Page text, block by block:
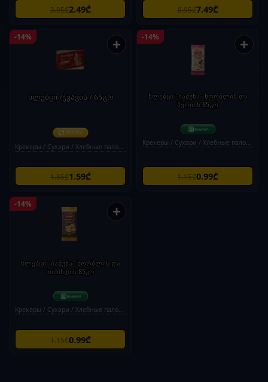
3.05₾2.49₾ 8.95₾7.49₾
-14% +
ხლებცი /ჭვავის / 65გრ
Крекеры / Сухари / Хлебные палочки
1.85₾1.59₾
-14% +
ხლებცი "იამუნა" ხორბლის და
შვრიის 85გრ
Крекеры / Сухари / Хлебные палочки
1.15₾0.99₾
-14% +
ხლებცი "იამუნა" ხორბლის და
სიმინდის 85გრ
Крекеры / Сухари / Хлебные палочки
1.15₾0.99₾